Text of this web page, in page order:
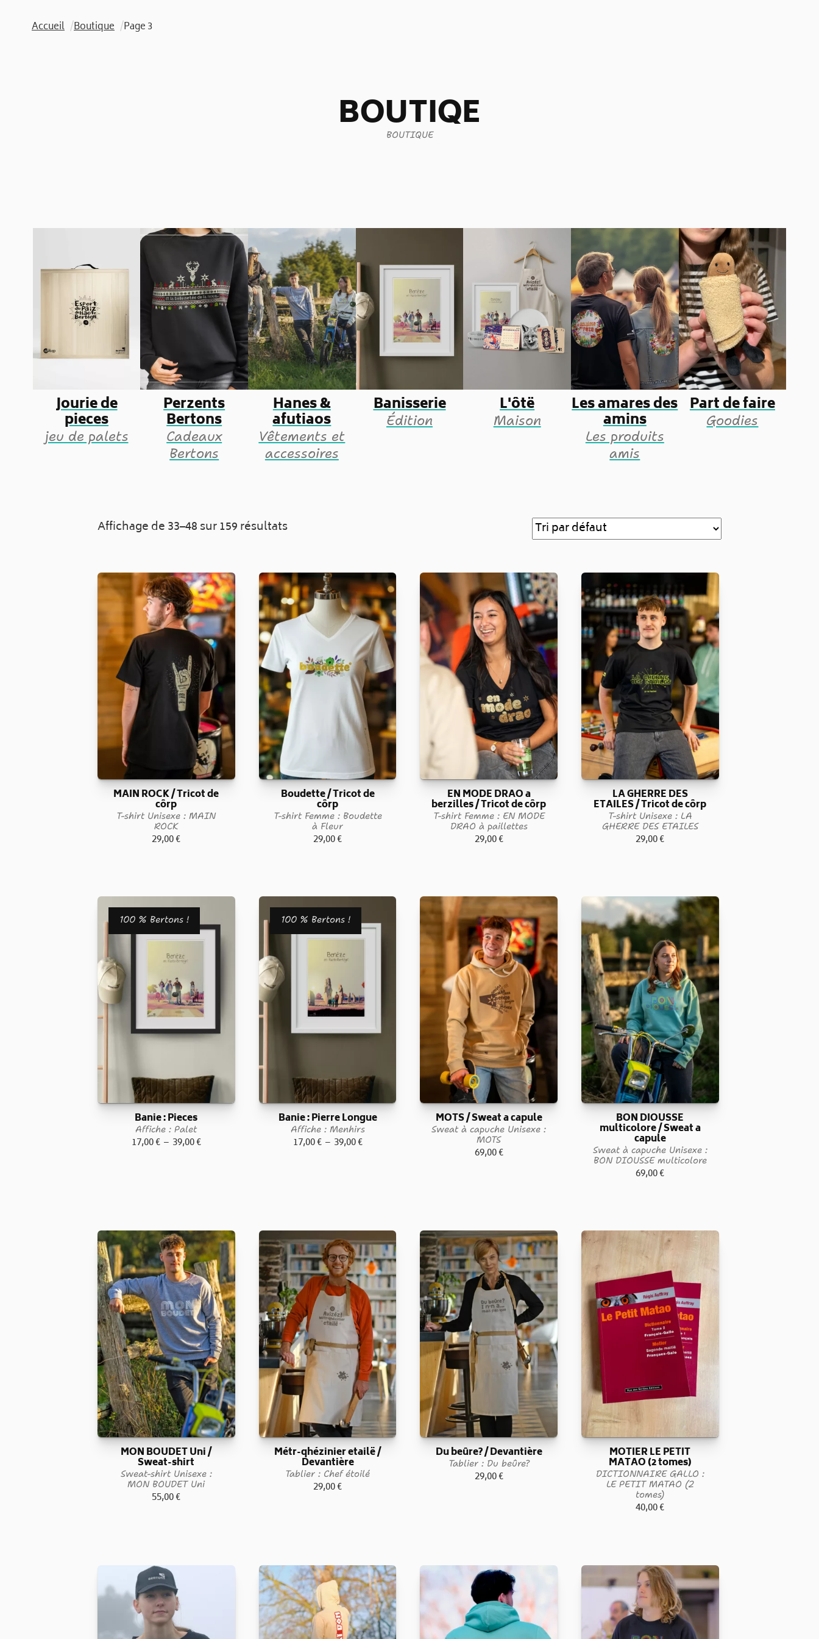
Accueil /Boutique /Page 3
BOUTIQE
BOUTIQUE
Jourie de
pieces
jeu de palets
Perzents
Bertons
Cadeaux
Bertons
Hanes &
afutiaos
Vêtements et
accessoires
Banisserie
Édition
L'ôtë
Maison
Les amares des
amins
Les produits
amis
Part de faire
Goodies
Affichage de 33–48 sur 159 résultats
MAIN ROCK / Tricot de
côrp
T-shirt Unisexe : MAIN
ROCK
29,00€
Boudette / Tricot de
côrp
T-shirt Femme : Boudette
à Fleur
29,00€
EN MODE DRAO a
berzilles / Tricot de côrp
T-shirt Femme : EN MODE
DRAO à paillettes
29,00€
LA GHERRE DES
ETAILES / Tricot de côrp
T-shirt Unisexe : LA
GHERRE DES ETAILES
29,00€
100 % Bertons !
Banie : Pieces
Affiche : Palet
17,00€ – 39,00€Plage
100 % Bertons !
Banie : Pierre Longue
Affiche : Menhirs
17,00€ – 39,00€Plage
MOTS / Sweat a capule
Sweat à capuche Unisexe :
MOTS
69,00€
BON DIOUSSE
multicolore / Sweat a
capule
Sweat à capuche Unisexe :
BON DIOUSSE multicolore
69,00€
MON BOUDET Uni /
Sweat-shirt
Sweat-shirt Unisexe :
MON BOUDET Uni
55,00€
Métr-qhézinier etailë /
Devantière
Tablier : Chef étoilé
29,00€
Du beûre? / Devantière
Tablier : Du beûre?
29,00€
MOTIER LE PETIT
MATAO (2 tomes)
DICTIONNAIRE GALLO :
LE PETIT MATAO (2
tomes)
40,00€